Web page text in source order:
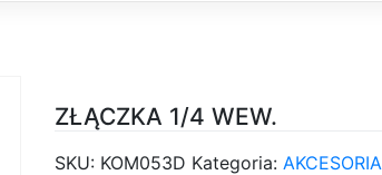
ZŁĄCZKA 1/4 WEW.
SKU: KOM053D Kategoria: AKCESORIA